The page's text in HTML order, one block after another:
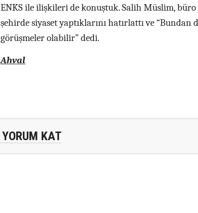
ENKS ile ilişkileri de konuştuk. Salih Müslim, büro
şehirde siyaset yaptıklarını hatırlattı ve
görüşmeler olabilir” dedi.
Ahval
YORUM KAT